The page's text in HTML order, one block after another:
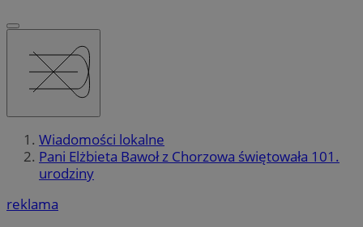
Wiadomości lokalne
Pani Elżbieta Bawoł z Chorzowa świętowała 101.
urodziny
reklama